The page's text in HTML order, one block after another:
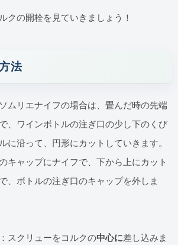
クの開栓を見ていきましょう！
法
ソムリエナイフの場合は、畳んだ時の先端
、ワインボトルの注ぎ口の少し下のくび
に沿って、円形にカットしていきます。
キャップにナイフで、下から上にカット
、ボトルの注ぎ口のキャップを外しま
：スクリューをコルクの中心に差し込みま